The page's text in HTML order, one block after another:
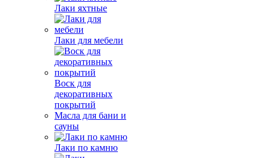
Лаки яхтные
Лаки для мебели
Воск для
декоративных
покрытий
Масла для бани и
сауны
Лаки по камню